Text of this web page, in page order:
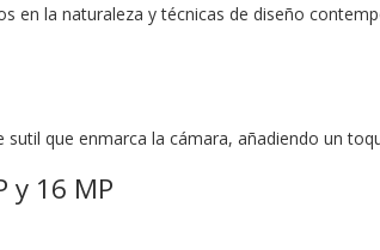
en la naturaleza y técnicas de diseño
que enmarca la cámara, añadiendo un
y 16 MP